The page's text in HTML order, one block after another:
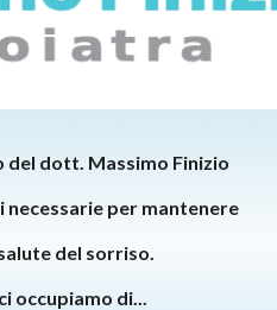
dott. Massimo Finizio
per mantenere
del sorriso.
occupiamo di...